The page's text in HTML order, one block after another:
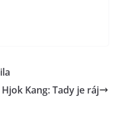
Hjok Kang: Tady je ráj